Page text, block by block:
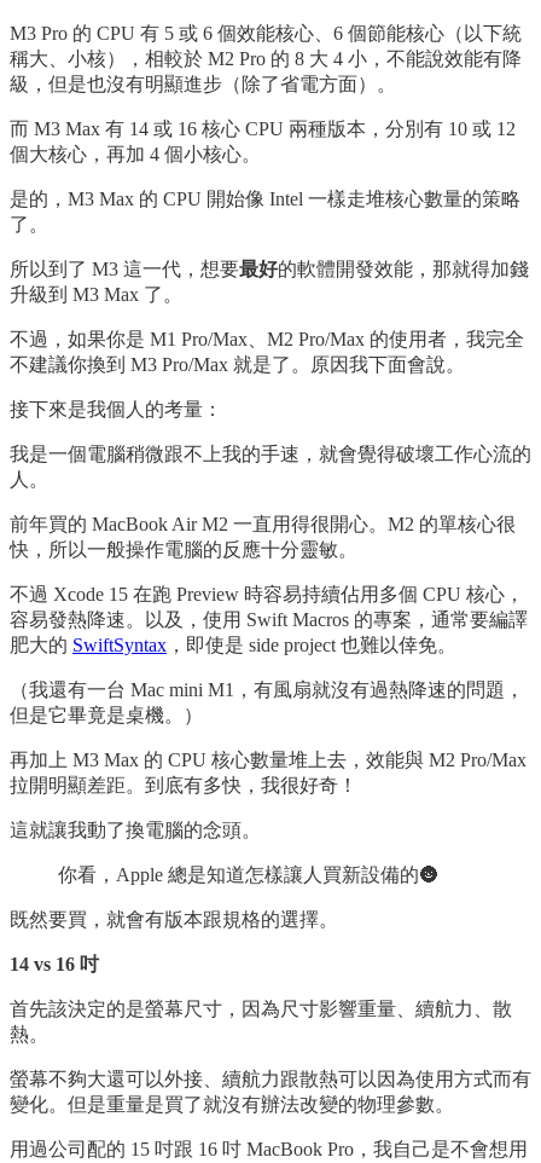
M3 Pro 的 CPU 有 5 或 6 個效能核心、6 個節能核心（以下統
稱大、小核），相較於 M2 Pro 的 8 大 4 小，不能說效能有降
級，但是也沒有明顯進步（除了省電方面）。
而 M3 Max 有 14 或 16 核心 CPU 兩種版本，分別有 10 或 12
個大核心，再加 4 個小核心。
是的，M3 Max 的 CPU 開始像 Intel 一樣走堆核心數量的策略
了。
所以到了 M3 這一代，想要最好的軟體開發效能，那就得加錢
升級到 M3 Max 了。
不過，如果你是 M1 Pro/Max、M2 Pro/Max 的使用者，我完全
不建議你換到 M3 Pro/Max 就是了。原因我下面會說。
接下來是我個人的考量：
我是一個電腦稍微跟不上我的手速，就會覺得破壞工作心流的
人。
前年買的 MacBook Air M2 一直用得很開心。M2 的單核心很
快，所以一般操作電腦的反應十分靈敏。
不過 Xcode 15 在跑 Preview 時容易持續佔用多個 CPU 核心，
容易發熱降速。以及，使用 Swift Macros 的專案，通常要編譯
肥大的 SwiftSyntax ，即使是 side project 也難以倖免。
（我還有一台 Mac mini M1，有風扇就沒有過熱降速的問題，
但是它畢竟是桌機。）
再加上 M3 Max 的 CPU 核心數量堆上去，效能與 M2 Pro/Max
拉開明顯差距。到底有多快，我很好奇！
這就讓我動了換電腦的念頭。
你看，Apple 總是知道怎樣讓人買新設備的🌚
既然要買，就會有版本跟規格的選擇。
14 vs 16 吋
首先該決定的是螢幕尺寸，因為尺寸影響重量、續航力、散
熱。
螢幕不夠大還可以外接、續航力跟散熱可以因為使用方式而有
變化。但是重量是買了就沒有辦法改變的物理參數。
用過公司配的 15 吋跟 16 吋 MacBook Pro，我自己是不會想用